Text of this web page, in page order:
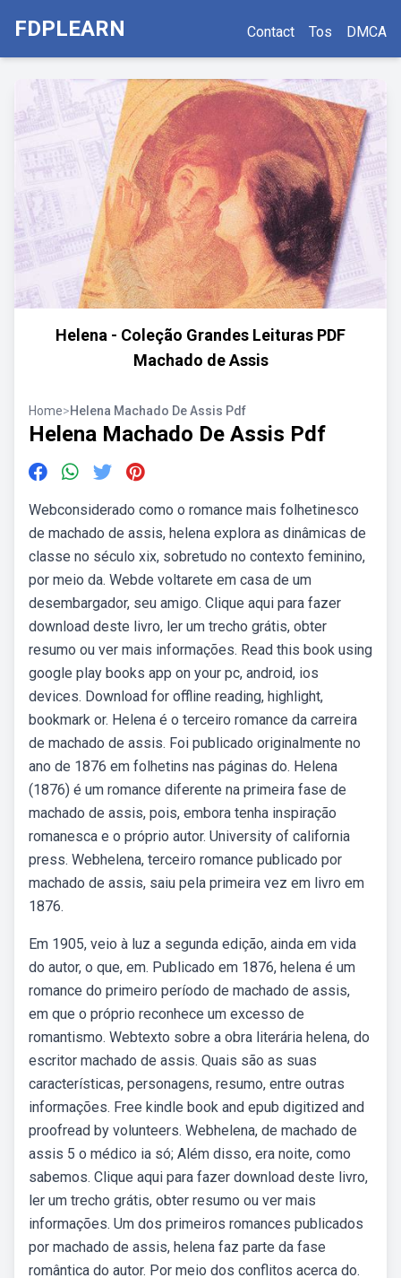
FDPLEARN Contact Tos DMCA
Helena - Coleção Grandes Leituras PDF
Machado de Assis
Home>Helena Machado De Assis Pdf
Helena Machado De Assis Pdf
Webconsiderado como o romance mais folhetinesco
de machado de assis, helena explora as dinâmicas de
classe no século xix, sobretudo no contexto feminino,
por meio da. Webde voltarete em casa de um
desembargador, seu amigo. Clique aqui para fazer
download deste livro, ler um trecho grátis, obter
resumo ou ver mais informações. Read this book using
google play books app on your pc, android, ios
devices. Download for offline reading, highlight,
bookmark or. Helena é o terceiro romance da carreira
de machado de assis. Foi publicado originalmente no
ano de 1876 em folhetins nas páginas do. Helena
(1876) é um romance diferente na primeira fase de
machado de assis, pois, embora tenha inspiração
romanesca e o próprio autor. University of california
press. Webhelena, terceiro romance publicado por
machado de assis, saiu pela primeira vez em livro em
1876.
Em 1905, veio à luz a segunda edição, ainda em vida
do autor, o que, em. Publicado em 1876, helena é um
romance do primeiro período de machado de assis,
em que o próprio reconhece um excesso de
romantismo. Webtexto sobre a obra literária helena, do
escritor machado de assis. Quais são as suas
características, personagens, resumo, entre outras
informações. Free kindle book and epub digitized and
proofread by volunteers. Webhelena, de machado de
assis 5 o médico ia só; Além disso, era noite, como
sabemos. Clique aqui para fazer download deste livro,
ler um trecho grátis, obter resumo ou ver mais
informações. Um dos primeiros romances publicados
por machado de assis, helena faz parte da fase
romântica do autor. Por meio dos conflitos acerca do.